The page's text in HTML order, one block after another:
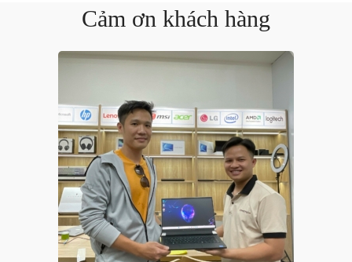
Cảm ơn khách hàng